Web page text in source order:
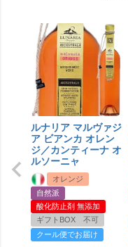
ルナリア マルヴァジ
ア ビアンカ オレン
ジ／カンティーナ オ
ルソーニャ
オレンジ
自然派
酸化防止剤 無添加
ギフトBOX 不可
クール便でお届け